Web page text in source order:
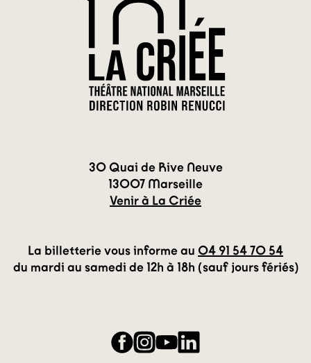
30 Quai de Rive Neuve
13007 Marseille
Venir à La Criée
La billetterie vous informe au 04 91 54 70 54
du mardi au samedi de 12h à 18h (sauf jours fériés)
Facebook
Instagram
YouTubeLinkedIn